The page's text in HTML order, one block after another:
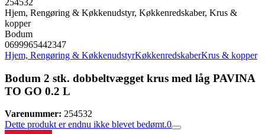
254532
Hjem, Rengøring & Køkkenudstyr, Køkkenredskaber, Krus &
kopper
Bodum
0699965442347
Hjem, Rengøring & KøkkenudstyrKøkkenredskaberKrus & kopper
Bodum 2 stk. dobbeltvægget krus med låg PAVINA
TO GO 0.2 L
Varenummer: 254532
Dette produkt er endnu ikke blevet bedømt.0